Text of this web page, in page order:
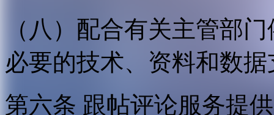
（八）配合有关主管部
必要的技术、资料和数
第六条 跟帖评论服务提